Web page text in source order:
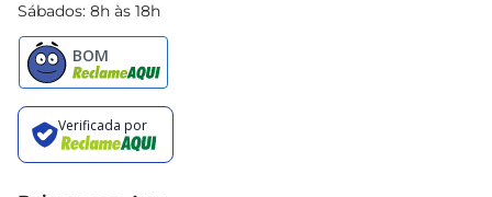
Sábados: 8h às 18h